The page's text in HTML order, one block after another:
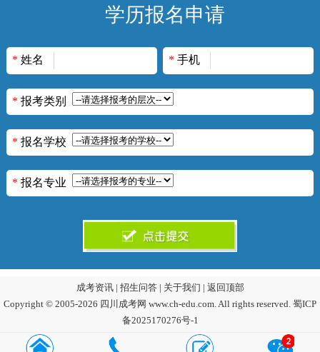
学历报名申请
* 姓名 * 手机
* 报考类别
* 报名学校
* 报名专业
成考资讯| 招生问答| 关于我们 | 返回顶部
Copyright © 2005-2026 四川成考网 www.ch-edu.com. All rights reserved. 蜀ICP
备2025170276号-1